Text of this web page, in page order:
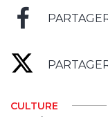
CULTURE